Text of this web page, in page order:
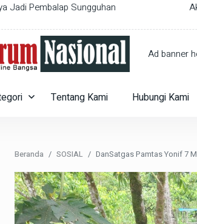
Desa Klambir Lima Kampung Rusak
Ad banner
Tentang Kami Hubungi Kami
Beranda SOSIAL DanSatgas Pamtas Yonif 7